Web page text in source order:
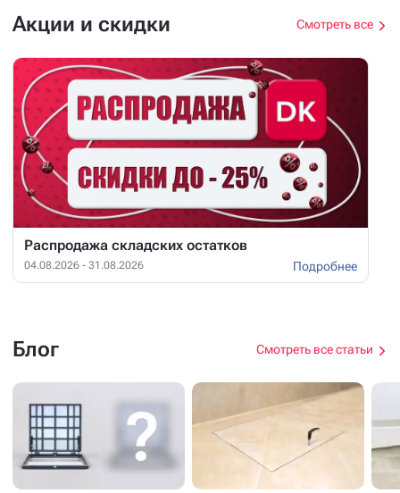
Акции и скидки Смотреть все
Распродажа складских остатков
04.08.2026 - 31.08.2026 Подробнее
Блог Смотреть все статьи